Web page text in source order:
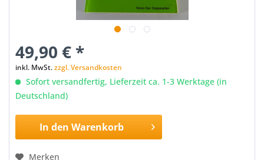
49,90 € *
inkl. MwSt.zzgl. Versandkosten
Sofort versandfertig, Lieferzeit ca. 1-3 Werktage (in
Deutschland)
In den Warenkorb
Merken